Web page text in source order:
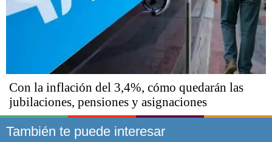
Con la inflación del 3,4%, cómo quedarán las
jubilaciones, pensiones y asignaciones
También te puede interesar